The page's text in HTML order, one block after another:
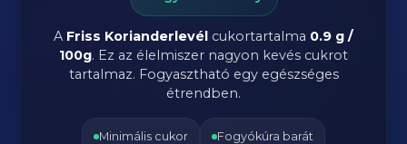
A Friss Korianderlevél cukortartalma 0.9 g /
100g. Ez az élelmiszer nagyon kevés cukrot
tartalmaz. Fogyasztható egy egészséges
étrendben.
Minimális cukor Fogyókúra barát